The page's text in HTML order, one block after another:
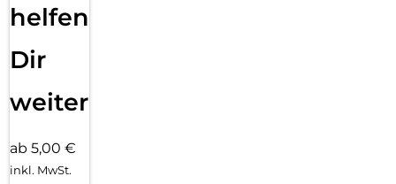
helfen
Dir
weiter
ab 5,00 €
inkl. MwSt.